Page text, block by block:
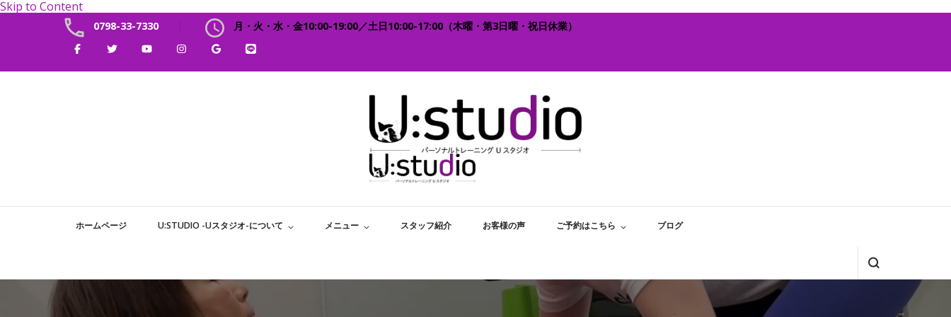
Skip to Content
0798-33-7330 月・火・水・金10:00-19:00／土日10:00-17:00（木曜・第3日曜・祝日休業）
西宮 女性専用パーソナルトレーニングならU:studio 阪神西
西宮で女性専門パーソナルトレーニングなら女性スタッフのいるUスタジオへどうぞ！レンタルジム時間貸しも受付中
ホームページ U:STUDIO -Uスタジオ-について メニュー スタッフ紹介 お客様の声 ご予約はこちら ブログ